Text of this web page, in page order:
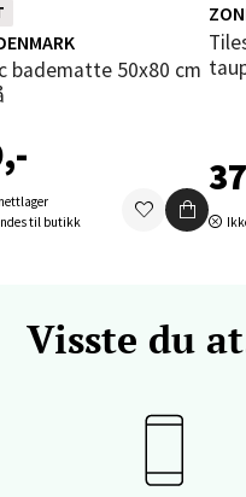
til butikk
Tiles badematte 80x50 cm
Visste du
Senter Sandvika
Straume